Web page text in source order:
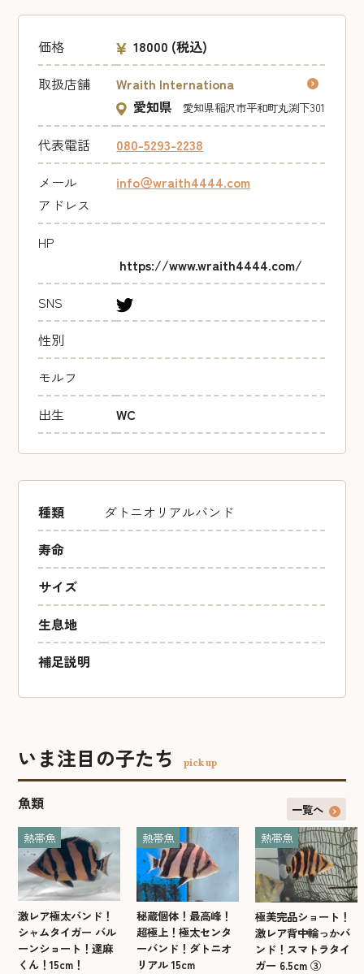
価格 18000 (税込)
取扱店舗
Wraith Internationa
愛知県
愛知県稲沢市平和町丸渕下301
代表電話
080-5293-2238
メール
アドレス
info＠wraith4444.com
HP
https://www.wraith4444.com/
SNS
性別
モルフ
出生
WC
種類
ダトニオリアルバンド
寿命
サイズ
生息地
補足説明
いま注目の子たち pick up
魚類
一覧へ
熱帯魚
激レア極太バンド！
シャムタイガー バル
ーンショート！達麻
くん！15cm！
熱帯魚
秘蔵個体！最高峰！
超極上！極太センタ
ーバンド！ダトニオ
リアル 15cm
熱帯魚
極美完品ショート！
激レア背中輪っかバ
ンド！スマトラタイ
ガー 6.5cm ③